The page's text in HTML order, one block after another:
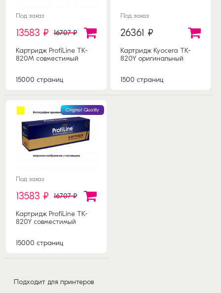
Под заказ
13583 ₽ 16707 ₽
Картридж ProfiLine TK-
820M совместимый
15000 страниц
Под заказ
26361 ₽
Картридж Kyocera TK-
820Y оригинальный
1500 страниц
Original Quality
Под заказ
13583 ₽ 16707 ₽
Картридж ProfiLine TK-
820Y совместимый
15000 страниц
Подходит для принтеров